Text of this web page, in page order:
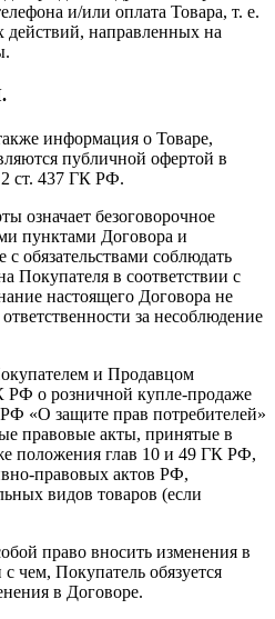
и/или оплата Товара, т. е.
направленных на
информация о Товаре,
публичной офертой в
2 ст. 437 ГК РФ.
означает безоговорочное
пунктами Договора и
обязательствами соблюдать
Покупателя в соответствии с
настоящего Договора не
за несоблюдение
и Продавцом
о розничной купле-продаже
«О защите прав потребителей»
правовые акты, принятые в
положения глав 10 и 49 ГК РФ,
правовых актов РФ,
видов товаров (если
право вносить изменения в
чем, Покупатель обязуется
в Договоре.